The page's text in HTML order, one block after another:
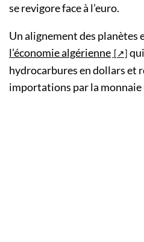
se revigore face à l’euro.
Un alignement des planètes
l’économie algérienne
hydrocarbures en dollars et
importations par la monnaie